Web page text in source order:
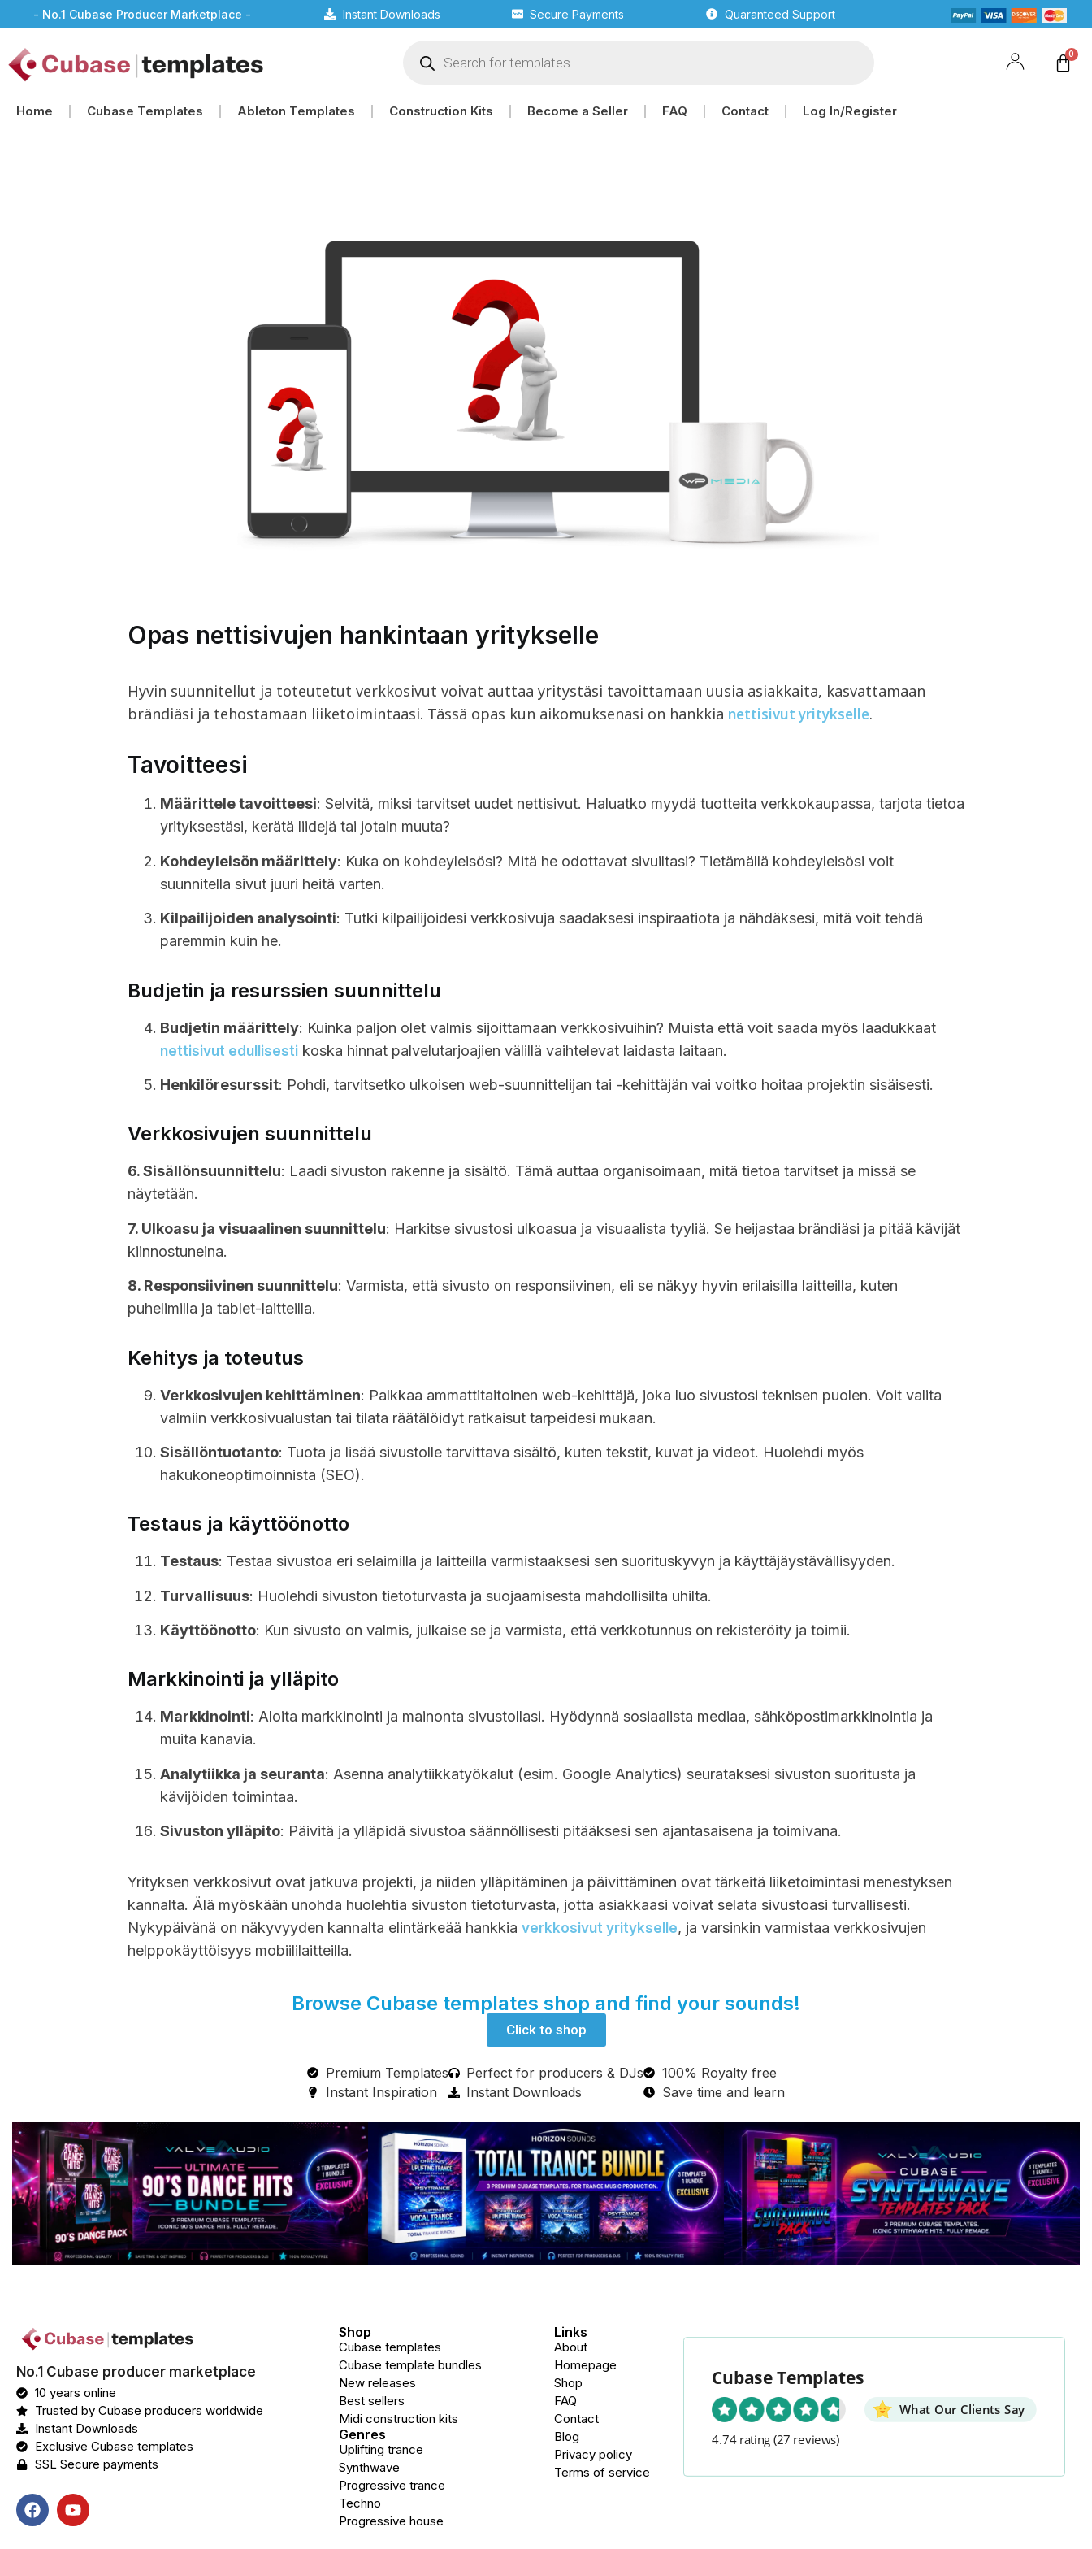
- No.1 Cubase Producer Marketplace - Instant Downloads Secure Payments Quaranteed Support
Home Cubase Templates Ableton Templates Construction Kits Become a Seller FAQ Contact Log In/Register
Opas nettisivujen hankintaan yritykselle
Hyvin suunnitellut ja toteutetut verkkosivut voivat auttaa yritystäsi tavoittamaan uusia asiakkaita, kasvattamaan
brändiäsi ja tehostamaan liiketoimintaasi. Tässä opas kun aikomuksenasi on hankkia nettisivut yritykselle.
Tavoitteesi
Määrittele tavoitteesi: Selvitä, miksi tarvitset uudet nettisivut. Haluatko myydä tuotteita verkkokaupassa, tarjota tietoa
yrityksestäsi, kerätä liidejä tai jotain muuta?
Kohdeyleisön määrittely: Kuka on kohdeyleisösi? Mitä he odottavat sivuiltasi? Tietämällä kohdeyleisösi voit
suunnitella sivut juuri heitä varten.
Kilpailijoiden analysointi: Tutki kilpailijoidesi verkkosivuja saadaksesi inspiraatiota ja nähdäksesi, mitä voit tehdä
paremmin kuin he.
Budjetin ja resurssien suunnittelu
Budjetin määrittely: Kuinka paljon olet valmis sijoittamaan verkkosivuihin? Muista että voit saada myös laadukkaat
nettisivut edullisesti koska hinnat palvelutarjoajien välillä vaihtelevat laidasta laitaan.
Henkilöresurssit: Pohdi, tarvitsetko ulkoisen web-suunnittelijan tai -kehittäjän vai voitko hoitaa projektin sisäisesti.
Verkkosivujen suunnittelu
6. Sisällönsuunnittelu: Laadi sivuston rakenne ja sisältö. Tämä auttaa organisoimaan, mitä tietoa tarvitset ja missä se
näytetään.
7. Ulkoasu ja visuaalinen suunnittelu: Harkitse sivustosi ulkoasua ja visuaalista tyyliä. Se heijastaa brändiäsi ja pitää kävijät
kiinnostuneina.
8. Responsiivinen suunnittelu: Varmista, että sivusto on responsiivinen, eli se näkyy hyvin erilaisilla laitteilla, kuten
puhelimilla ja tablet-laitteilla.
Kehitys ja toteutus
Verkkosivujen kehittäminen: Palkkaa ammattitaitoinen web-kehittäjä, joka luo sivustosi teknisen puolen. Voit valita
valmiin verkkosivualustan tai tilata räätälöidyt ratkaisut tarpeidesi mukaan.
Sisällöntuotanto: Tuota ja lisää sivustolle tarvittava sisältö, kuten tekstit, kuvat ja videot. Huolehdi myös
hakukoneoptimoinnista (SEO).
Testaus ja käyttöönotto
Testaus: Testaa sivustoa eri selaimilla ja laitteilla varmistaaksesi sen suorituskyvyn ja käyttäjäystävällisyyden.
Turvallisuus: Huolehdi sivuston tietoturvasta ja suojaamisesta mahdollisilta uhilta.
Käyttöönotto: Kun sivusto on valmis, julkaise se ja varmista, että verkkotunnus on rekisteröity ja toimii.
Markkinointi ja ylläpito
Markkinointi: Aloita markkinointi ja mainonta sivustollasi. Hyödynnä sosiaalista mediaa, sähköpostimarkkinointia ja
muita kanavia.
Analytiikka ja seuranta: Asenna analytiikkatyökalut (esim. Google Analytics) seurataksesi sivuston suoritusta ja
kävijöiden toimintaa.
Sivuston ylläpito: Päivitä ja ylläpidä sivustoa säännöllisesti pitääksesi sen ajantasaisena ja toimivana.
Yrityksen verkkosivut ovat jatkuva projekti, ja niiden ylläpitäminen ja päivittäminen ovat tärkeitä liiketoimintasi menestyksen
kannalta. Älä myöskään unohda huolehtia sivuston tietoturvasta, jotta asiakkaasi voivat selata sivustoasi turvallisesti.
Nykypäivänä on näkyvyyden kannalta elintärkeää hankkia verkkosivut yritykselle, ja varsinkin varmistaa verkkosivujen
helppokäyttöisyys mobiililaitteilla.
Browse Cubase templates shop and find your sounds!
Click to shop
Premium Templates
Instant Inspiration
Perfect for producers & DJs
Instant Downloads
100% Royalty free
Save time and learn
No.1 Cubase producer marketplace
10 years online
Trusted by Cubase producers worldwide
Instant Downloads
Exclusive Cubase templates
SSL Secure payments
Shop
Cubase templates
Cubase template bundles
New releases
Best sellers
Midi construction kits
Genres
Uplifting trance
Synthwave
Progressive trance
Techno
Progressive house
Links
About
Homepage
Shop
FAQ
Contact
Blog
Privacy policy
Terms of service
Cubase Templates
What Our Clients Say
4.74 rating (27 reviews)